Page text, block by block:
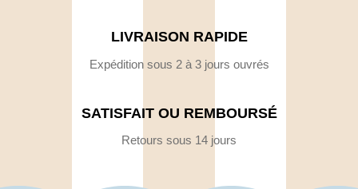
LIVRAISON RAPIDE
Expédition sous 2 à 3 jours ouvrés
SATISFAIT OU REMBOURSÉ
Retours sous 14 jours